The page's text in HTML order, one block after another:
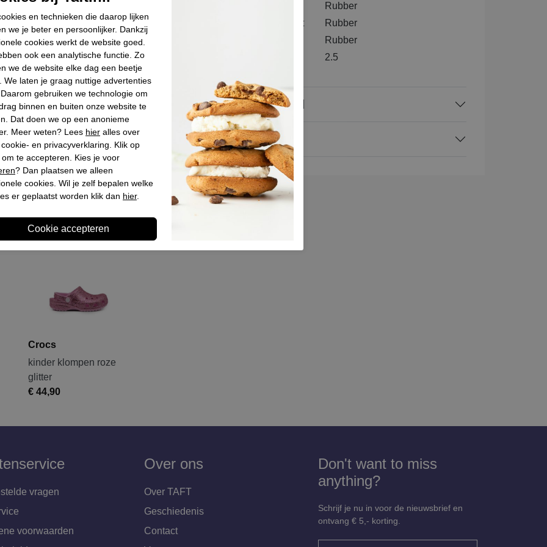
Rubber
Materiaal binnenkant
Rubber
Rubber
2.5
Winkelvoorraad
Omschrijving
Crocs
kinder klompen roze
glitter
€ 44,90
Laatst bekeken
vragen
voorwaarden
Over ons
Over TAFT
Geschiedenis
Contact
Don't want to miss
anything?
Schrijf je nu in voor de nieuwsbrief en
ontvang € 5,- korting.
en technieken die daarop lijken
we je beter en persoonlijker. Dankzij
cookies werkt de website goed.
ook een analytische functie. Zo
we de website elke dag een beetje
We laten je graag nuttige advertenties
gebruiken we technologie om
binnen en buiten onze website te
Dat doen we op een anonieme
Meer weten? Lees hier alles over
en privacyverklaring. Klik op
te accepteren. Kies je voor
? Dan plaatsen we alleen
cookies. Wil je zelf bepalen welke
er geplaatst worden klik dan hier.